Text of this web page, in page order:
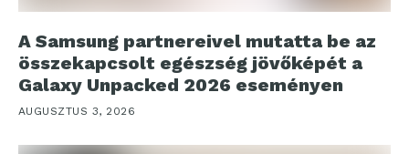
A Samsung partnereivel mutatta be az
összekapcsolt egészség jövőképét a
Galaxy Unpacked 2026 eseményen
AUGUSZTUS 3, 2026